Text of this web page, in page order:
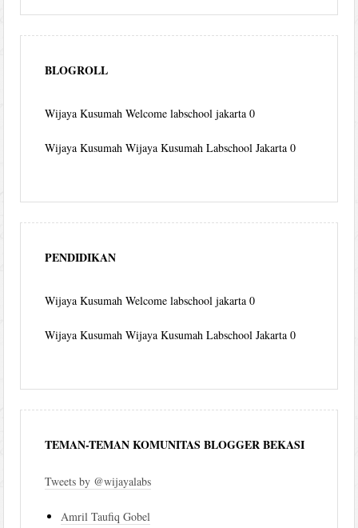
BLOGROLL
Wijaya Kusumah Welcome labschool jakarta 0
Wijaya Kusumah Wijaya Kusumah Labschool Jakarta 0
PENDIDIKAN
Wijaya Kusumah Welcome labschool jakarta 0
Wijaya Kusumah Wijaya Kusumah Labschool Jakarta 0
TEMAN-TEMAN KOMUNITAS BLOGGER BEKASI
Tweets by @wijayalabs
Amril Taufiq Gobel